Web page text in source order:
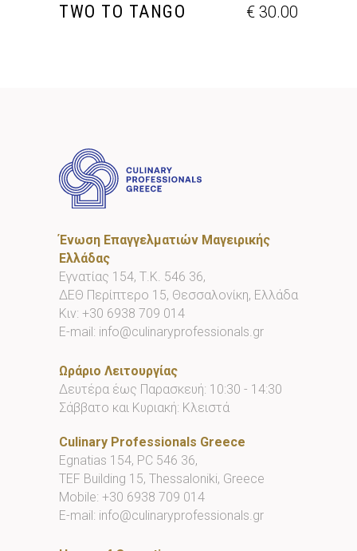
TWO TO TANGO € 30.00
Ένωση Επαγγελματιών Μαγειρικής
Ελλάδας
Εγνατίας 154, Τ.Κ. 546 36,
ΔΕΘ Περίπτερο 15, Θεσσαλονίκη, Ελλάδα
Κιν: +30 6938 709 014
E-mail: info@culinaryprofessionals.gr
Ωράριο Λειτουργίας
Δευτέρα έως Παρασκευή: 10:30 - 14:30
Σάββατο και Κυριακή: Κλειστά
Culinary Professionals Greece
Egnatias 154, PC 546 36,
TEF Building 15, Thessaloniki, Greece
Mobile: +30 6938 709 014
E-mail: info@culinaryprofessionals.gr